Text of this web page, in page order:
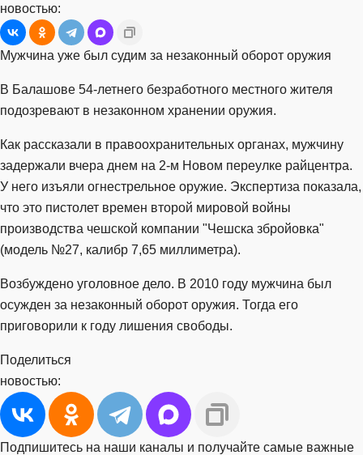
новостью:
Мужчина уже был судим за незаконный оборот оружия
В Балашове 54-летнего безработного местного жителя
подозревают в незаконном хранении оружия.
Как рассказали в правоохранительных органах, мужчину
задержали вчера днем на 2-м Новом переулке райцентра.
У него изъяли огнестрельное оружие. Экспертиза показала,
что это пистолет времен второй мировой войны
производства чешской компании "Чешска збройовка"
(модель №27, калибр 7,65 миллиметра).
Возбуждено уголовное дело. В 2010 году мужчина был
осужден за незаконный оборот оружия. Тогда его
приговорили к году лишения свободы.
Поделиться
новостью:
Подпишитесь на наши каналы и получайте самые важные